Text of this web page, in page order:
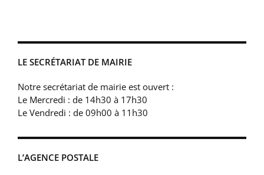
LE SECRÉTARIAT DE MAIRIE
Notre secrétariat de mairie est ouvert :
Le Mercredi : de 14h30 à 17h30
Le Vendredi : de 09h00 à 11h30
L’AGENCE POSTALE